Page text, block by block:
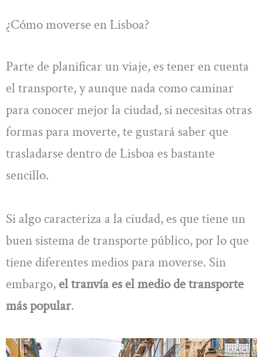
¿Cómo moverse en Lisboa?
Parte de planificar un viaje, es tener en cuenta
el transporte, y aunque nada como caminar
para conocer mejor la ciudad, si necesitas otras
formas para moverte, te gustará saber que
trasladarse dentro de Lisboa es bastante
sencillo.
Si algo caracteriza a la ciudad, es que tiene un
buen sistema de transporte público, por lo que
tiene diferentes medios para moverse. Sin
embargo, el tranvía es el medio de transporte
más popular.